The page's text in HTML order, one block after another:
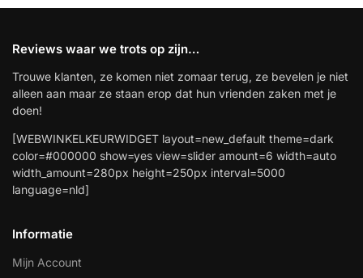
Reviews waar we trots op zijn…
Trouwe klanten, ze komen niet zomaar terug, ze bevelen je niet
alleen aan maar ze staan erop dat hun vrienden zaken met je
doen!
[WEBWINKELKEURWIDGET layout=new_default theme=dark
color=#000000 show=yes view=slider amount=6 width=auto
width_amount=280px height=250px interval=5000
language=nld]
Informatie
Mijn Account